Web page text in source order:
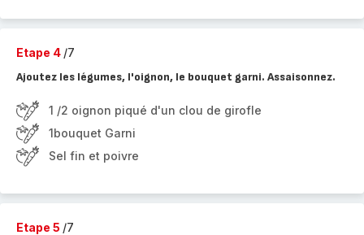
Etape 4 /7
Ajoutez les légumes, l'oignon, le bouquet garni. Assaisonnez.
1 /2 oignon piqué d'un clou de girofle
1bouquet Garni
Sel fin et poivre
Etape 5 /7